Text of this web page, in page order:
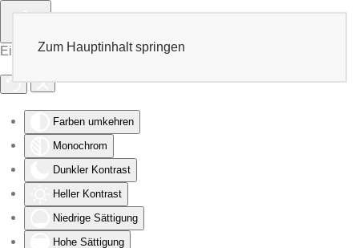
Eingabehilfen öffnen
Farben umkehren
Monochrom
Dunkler Kontrast
Heller Kontrast
Niedrige Sättigung
Hohe Sättigung
Zum Hauptinhalt springen